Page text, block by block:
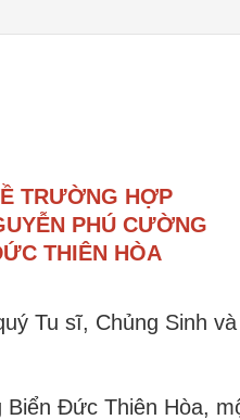
TRƯỜNG HỢP
PHÚ CƯỜNG
THIÊN HÒA
Tu sĩ, Chủng Sinh
Biển Đức Thiên Hòa,